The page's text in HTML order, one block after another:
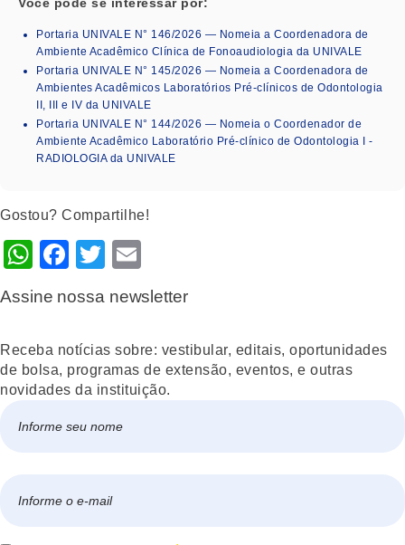
Portaria UNIVALE N° 146/2026 — Nomeia a Coordenadora de
Ambiente Acadêmico Clínica de Fonoaudiologia da UNIVALE
Portaria UNIVALE N° 145/2026 — Nomeia a Coordenadora de
Ambientes Acadêmicos Laboratórios Pré-clínicos de Odontologia
II, III e IV da UNIVALE
Portaria UNIVALE N° 144/2026 — Nomeia o Coordenador de
Ambiente Acadêmico Laboratório Pré-clínico de Odontologia I -
RADIOLOGIA da UNIVALE
Gostou? Compartilhe!
WhatsApp
Facebook
Twitter
Assine nossa newsletter
Receba notícias sobre: vestibular, editais, oportunidades
de bolsa, programas de extensão, eventos, e outras
novidades da instituição.
mail